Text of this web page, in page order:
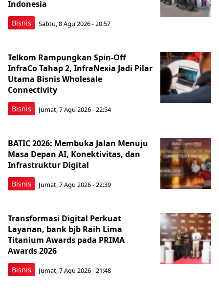
Bisnis
Indonesia
Sabtu, 8 Agu 2026 - 20:57
Bisnis
Telkom Rampungkan Spin-Off
InfraCo Tahap 2, InfraNexia Jadi Pilar
Utama Bisnis Wholesale
Connectivity
Jumat, 7 Agu 2026 - 22:54
Bisnis
BATIC 2026: Membuka Jalan Menuju
Masa Depan AI, Konektivitas, dan
Infrastruktur Digital
Jumat, 7 Agu 2026 - 22:39
Bisnis
Transformasi Digital Perkuat
Layanan, bank bjb Raih Lima
Titanium Awards pada PRIMA
Awards 2026
Jumat, 7 Agu 2026 - 21:48